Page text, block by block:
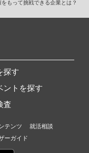
もって挑戦できる企業とは？
探す
ントを探す
査
テンツ
就活相談
ーガイド